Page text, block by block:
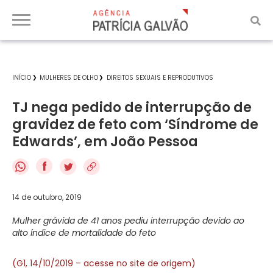
INÍCIO MULHERES DE OLHO DIREITOS SEXUAIS E REPRODUTIVOS
TJ nega pedido de interrupção de
gravidez de feto com ‘Síndrome de
Edwards’, em João Pessoa
f
14 de outubro, 2019
Mulher grávida de 41 anos pediu interrupção devido ao
alto índice de mortalidade do feto
(G1, 14/10/2019 – acesse no site de origem)